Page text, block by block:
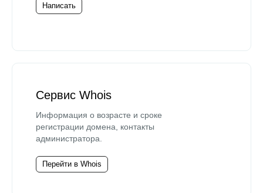
Написать
Сервис Whois
Информация о возрасте и сроке
регистрации домена, контакты
администратора.
Перейти в Whois